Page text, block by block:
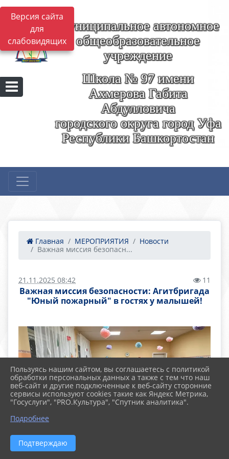
Версия сайта
для
слабовидящих
Муниципальное автономное
общеобразовательное
учреждение
Школа № 97 имени
Ахмерова Габита
Абдулловича
городского округа город Уфа
Республики Башкортостан
Главная МЕРОПРИЯТИЯ
Новости
Важная миссия безопасн...
21.11.2025 08:42 11
Важная миссия безопасности: Агитбригада
"Юный пожарный" в гостях у малышей!
Пользуясь нашим сайтом, вы соглашаетесь с политикой
обработки персональных данных а также с тем что наш
веб-сайт и другие подключенные к веб-сайту сторонние
сервисы используют cookies такие как Яндекс Метрика,
"Госуслуги", "PRO.Культура", "Спутник аналитика".
Подробнее
Подтверждаю